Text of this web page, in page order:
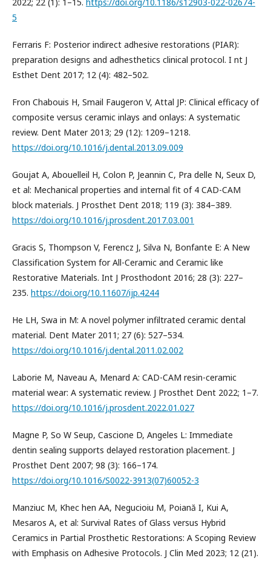
5
Ferraris F: Posterior indirect adhesive restorations (PIAR):
preparation designs and adhesthetics clinical protocol. I nt J
Esthet Dent 2017; 12 (4): 482–502.
Fron Chabouis H, Smail Faugeron V, Attal JP: Clinical efficacy of
composite versus ceramic inlays and onlays: A systematic
review. Dent Mater 2013; 29 (12): 1209–1218.
https://doi.org/10.1016/j.dental.2013.09.009
Goujat A, Abouelleil H, Colon P, Jeannin C, Pra delle N, Seux D,
et al: Mechanical properties and internal fit of 4 CAD-CAM
block materials. J Prosthet Dent 2018; 119 (3): 384–389.
https://doi.org/10.1016/j.prosdent.2017.03.001
Gracis S, Thompson V, Ferencz J, Silva N, Bonfante E: A New
Classification System for All-Ceramic and Ceramic like
Restorative Materials. Int J Prosthodont 2016; 28 (3): 227–
235. https://doi.org/10.11607/ijp.4244
He LH, Swa in M: A novel polymer infiltrated ceramic dental
material. Dent Mater 2011; 27 (6): 527–534.
https://doi.org/10.1016/j.dental.2011.02.002
Laborie M, Naveau A, Menard A: CAD-CAM resin-ceramic
material wear: A systematic review. J Prosthet Dent 2022; 1–7.
https://doi.org/10.1016/j.prosdent.2022.01.027
Magne P, So W Seup, Cascione D, Angeles L: Immediate
dentin sealing supports delayed restoration placement. J
Prosthet Dent 2007; 98 (3): 166–174.
https://doi.org/10.1016/S0022-3913(07)60052-3
Manziuc M, Khec hen AA, Negucioiu M, Poiană I, Kui A,
Mesaros A, et al: Survival Rates of Glass versus Hybrid
Ceramics in Partial Prosthetic Restorations: A Scoping Review
with Emphasis on Adhesive Protocols. J Clin Med 2023; 12 (21).